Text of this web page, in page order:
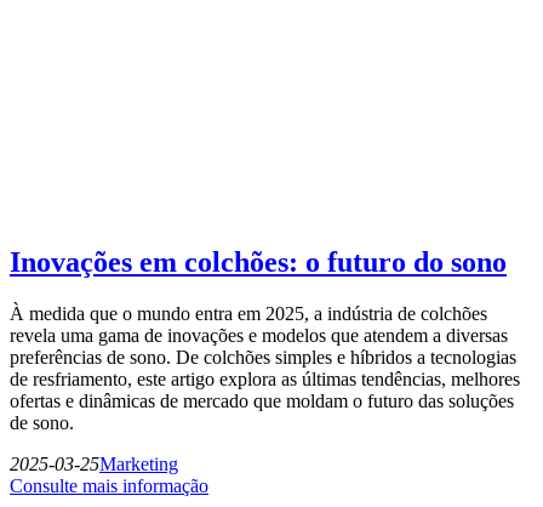
Inovações em colchões: o futuro do sono
À medida que o mundo entra em 2025, a indústria de colchões
revela uma gama de inovações e modelos que atendem a diversas
preferências de sono. De colchões simples e híbridos a tecnologias
de resfriamento, este artigo explora as últimas tendências, melhores
ofertas e dinâmicas de mercado que moldam o futuro das soluções
de sono.
2025-03-25Marketing
Consulte mais informação